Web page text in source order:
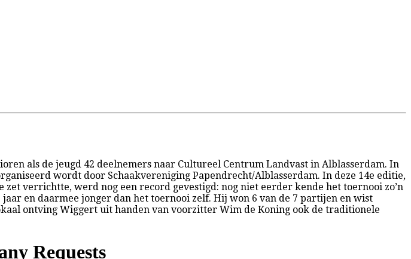
als de jeugd 42 deelnemers naar Cultureel Centrum Landvast in Alblasserdam. In
wordt door Schaakvereniging Papendrecht/Alblasserdam. In deze 14e editie,
verrichtte, werd nog een record gevestigd: nog niet eerder kende het toernooi zo’n
en daarmee jonger dan het toernooi zelf. Hij won 6 van de 7 partijen en wist
ontving Wiggert uit handen van voorzitter Wim de Koning ook de traditionele